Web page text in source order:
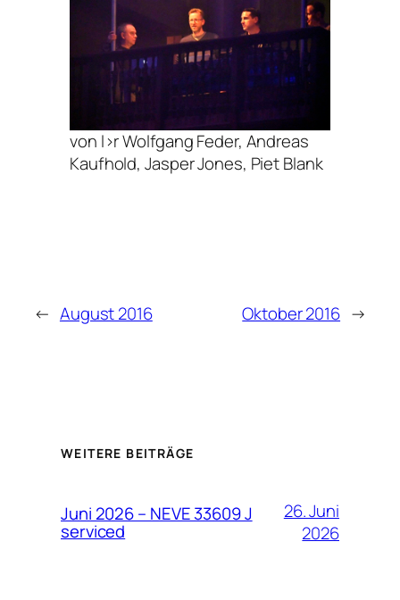
von l>r Wolfgang Feder, Andreas
Kaufhold, Jasper Jones, Piet Blank
← August 2016 Oktober 2016 →
WEITERE BEITRÄGE
Juni 2026 – NEVE 33609 J
serviced
26. Juni
2026